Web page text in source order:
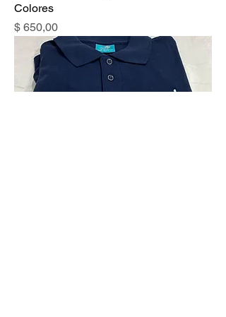
Colores
Precio
$ 650,00